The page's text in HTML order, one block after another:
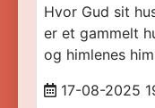
Hvor Gud sit
er et gammelt
og himlenes
17-08-2025